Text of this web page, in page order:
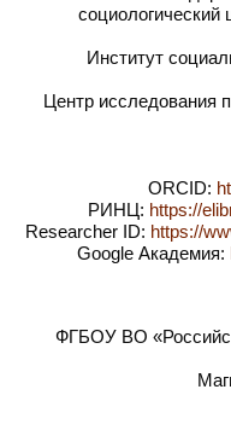
социологический
Институт
Центр исследования
ORCID:
РИНЦ: https://
Researcher ID: https://
Google Академия:
ФГБОУ ВО